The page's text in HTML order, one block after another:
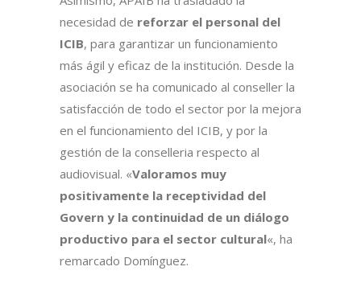
necesidad de reforzar el personal del
ICIB, para garantizar un funcionamiento
más ágil y eficaz de la institución. Desde la
asociación se ha comunicado al conseller la
satisfacción de todo el sector por la mejora
en el funcionamiento del ICIB, y por la
gestión de la conselleria respecto al
audiovisual. «Valoramos muy
positivamente la receptividad del
Govern y la continuidad de un diálogo
productivo para el sector cultural«, ha
remarcado Domínguez.